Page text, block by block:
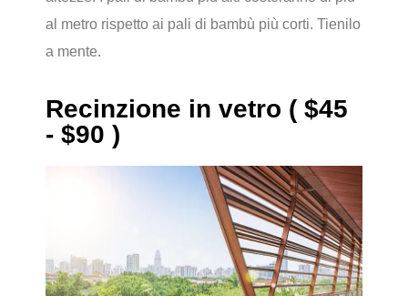
al metro rispetto ai pali di bambù più corti. Tienilo
a mente.
Recinzione in vetro ( $45
- $90 )